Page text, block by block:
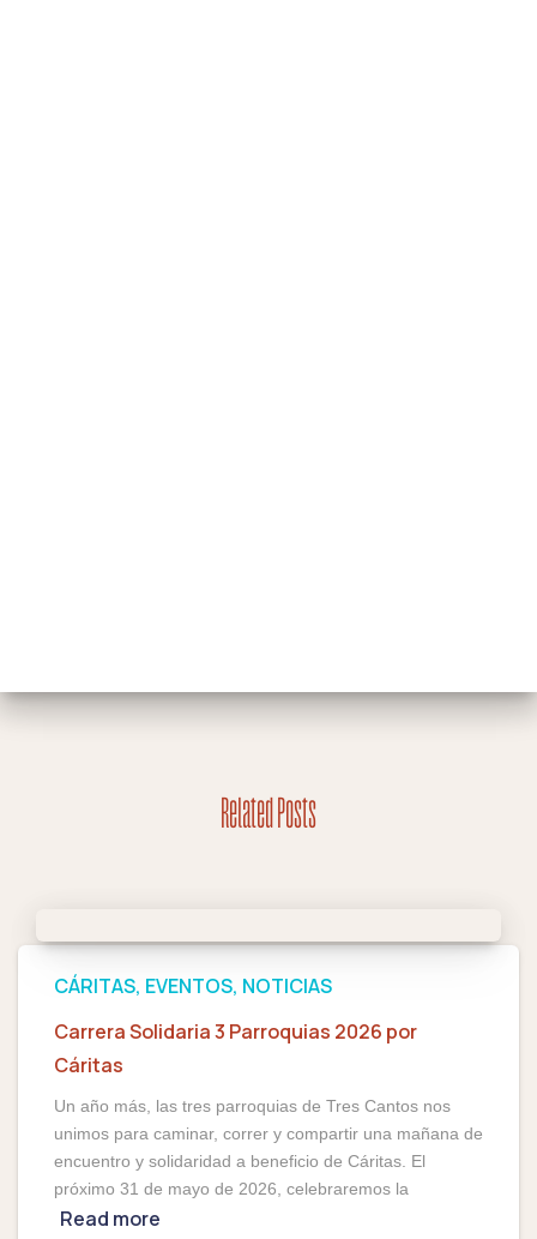
Related Posts
CÁRITAS EVENTOS NOTICIAS
Carrera Solidaria 3 Parroquias 2026 por
Cáritas
Un año más, las tres parroquias de Tres Cantos nos
unimos para caminar, correr y compartir una mañana de
encuentro y solidaridad a beneficio de Cáritas. El
próximo 31 de mayo de 2026, celebraremos la
Read more